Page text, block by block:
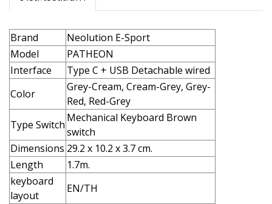
Brand
Neolution E-Sport
Model
PATHEON
Interface
Type C + USB Detachable wired
Color
Grey-Cream, Cream-Grey, Grey-
Red, Red-Grey
Type Switch
Mechanical Keyboard Brown
switch
Dimensions 29.2 x 10.2 x 3.7 cm.
Length
1.7m.
keyboard
layout
EN/TH